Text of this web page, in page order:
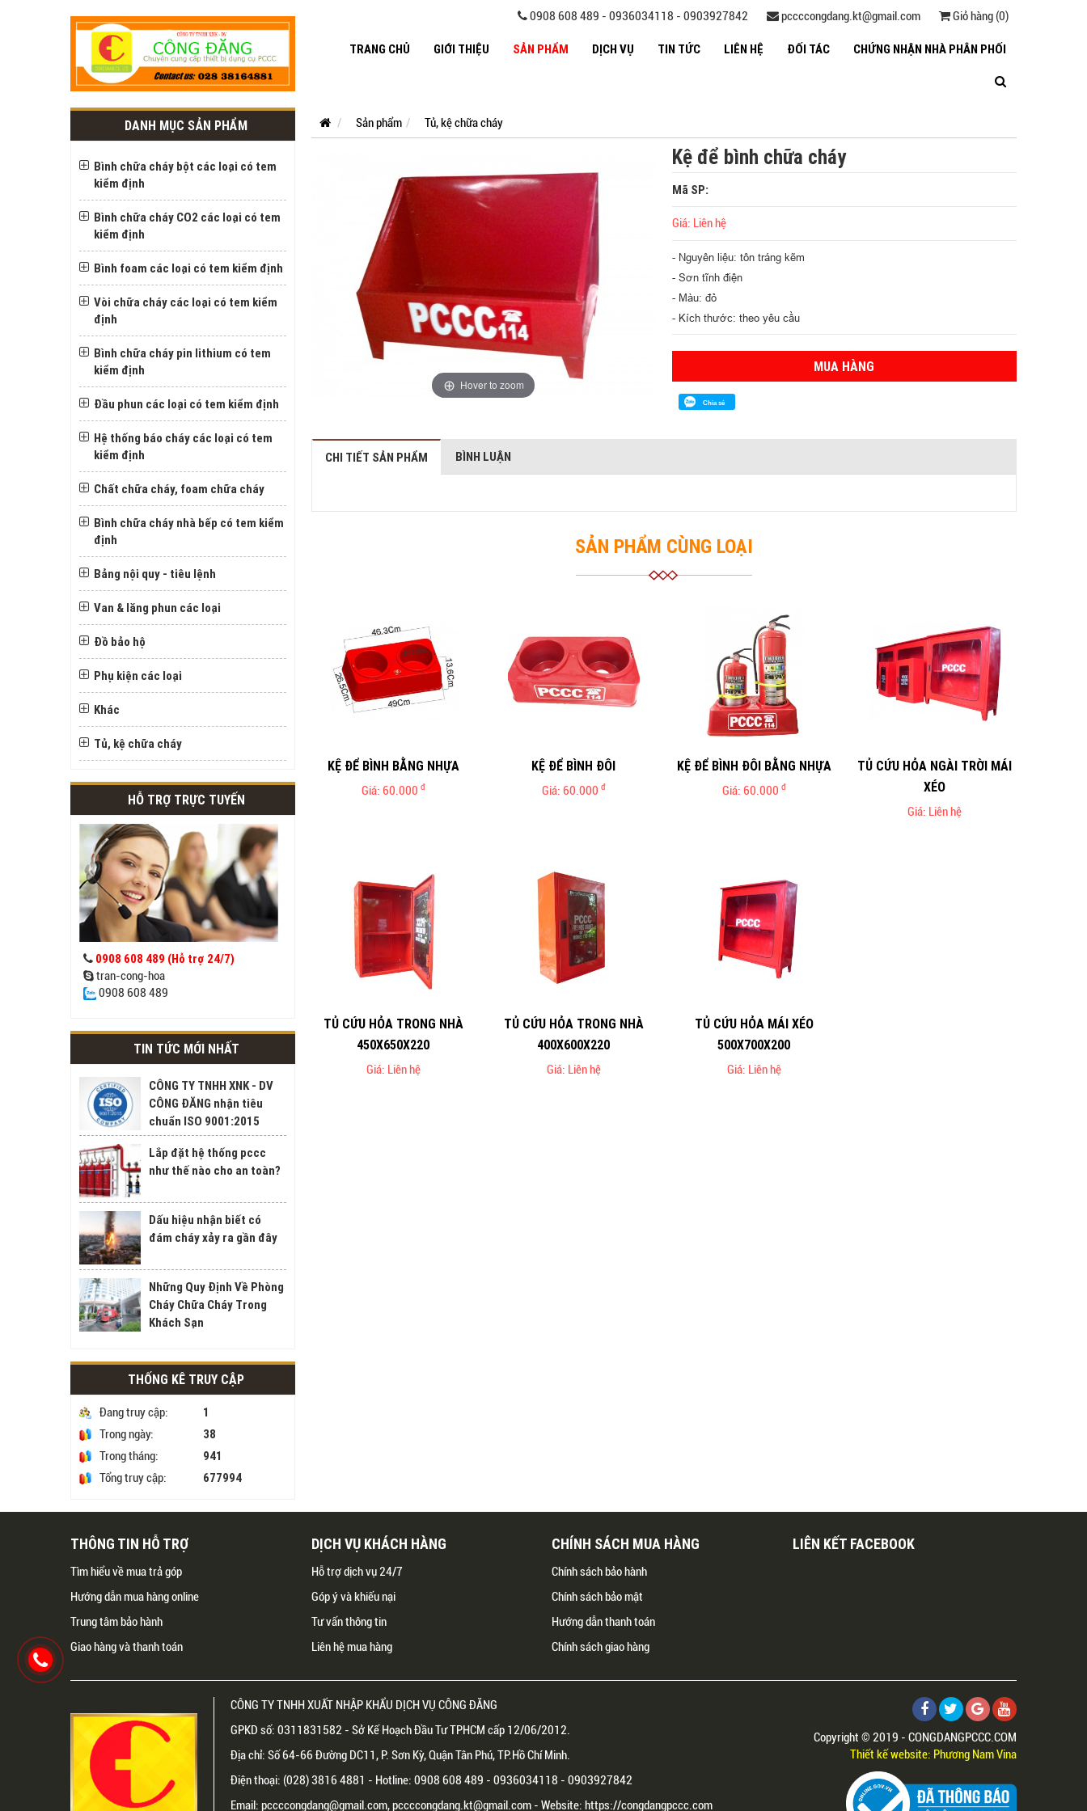
0908 608 489 - 0936034118 - 0903927842 pccccongdang.kt@gmail.com Giỏ hàng (0)
TRANG CHỦ GIỚI THIỆU SẢN PHẨM DỊCH VỤ TIN TỨC LIÊN HỆ ĐỐI TÁC CHỨNG NHẬN NHÀ PHÂN PHỐI
DANH MỤC SẢN PHẨM
Bình chữa cháy bột các loại có tem
kiểm định
Bình chữa cháy CO2 các loại có tem
kiểm định
Bình foam các loại có tem kiểm định
Vòi chữa cháy các loại có tem kiểm
định
Bình chữa cháy pin lithium có tem
kiểm định
Đầu phun các loại có tem kiểm định
Hệ thống báo cháy các loại có tem
kiểm định
Chất chữa cháy, foam chữa cháy
Bình chữa cháy nhà bếp có tem kiểm
định
Bảng nội quy - tiêu lệnh
Van & lăng phun các loại
Đồ bảo hộ
Phụ kiện các loại
Khác
Tủ, kệ chữa cháy
HỖ TRỢ TRỰC TUYẾN
0908 608 489 (Hỗ trợ 24/7)
tran-cong-hoa
0908 608 489
TIN TỨC MỚI NHẤT
CÔNG TY TNHH XNK - DV
CÔNG ĐĂNG nhận tiêu
chuẩn ISO 9001:2015
Lắp đặt hệ thống pccc
như thế nào cho an toàn?
Dấu hiệu nhận biết có
đám cháy xảy ra gần đây
Những Quy Định Về Phòng
Cháy Chữa Cháy Trong
Khách Sạn
THỐNG KÊ TRUY CẬP
Đang truy cập: 1
Trong ngày: 38
Trong tháng: 941
Tổng truy cập: 677994
Sản phẩm Tủ, kệ chữa cháy
Hover to zoom
Kệ để bình chữa cháy
Mã SP:
Giá: Liên hệ
- Nguyên liệu: tôn tráng kẽm
- Sơn tĩnh điện
- Màu: đỏ
- Kích thước: theo yêu cầu
MUA HÀNG
Chia sẻ
CHI TIẾT SẢN PHẨM BÌNH LUẬN
SẢN PHẨM CÙNG LOẠI
KỆ ĐỂ BÌNH BẰNG NHỰA
Giá: 60.000đ
KỆ ĐỂ BÌNH ĐÔI
Giá: 60.000đ
KỆ ĐỂ BÌNH ĐÔI BẰNG NHỰA
Giá: 60.000đ
TỦ CỨU HỎA NGÀI TRỜI MÁI
XÉO
Giá: Liên hệ
TỦ CỨU HỎA TRONG NHÀ
450X650X220
Giá: Liên hệ
TỦ CỨU HỎA TRONG NHÀ
400X600X220
Giá: Liên hệ
TỦ CỨU HỎA MÁI XÉO
500X700X200
Giá: Liên hệ
THÔNG TIN HỖ TRỢ
Tìm hiểu về mua trả góp
Hướng dẫn mua hàng online
Trung tâm bảo hành
Giao hàng và thanh toán
DỊCH VỤ KHÁCH HÀNG
Hỗ trợ dịch vụ 24/7
Góp ý và khiếu nại
Tư vấn thông tin
Liên hệ mua hàng
CHÍNH SÁCH MUA HÀNG
Chính sách bảo hành
Chính sách bảo mật
Hướng dẫn thanh toán
Chính sách giao hàng
LIÊN KẾT FACEBOOK
CÔNG TY TNHH XUẤT NHẬP KHẨU DỊCH VỤ CÔNG ĐĂNG
GPKD số: 0311831582 - Sở Kế Hoạch Đầu Tư TPHCM cấp 12/06/2012.
Địa chỉ: Số 64-66 Đường DC11, P. Sơn Kỳ, Quận Tân Phú, TP.Hồ Chí Minh.
Điện thoại: (028) 3816 4881 - Hotline: 0908 608 489 - 0936034118 - 0903927842
Email: pccccongdang@gmail.com, pccccongdang.kt@gmail.com - Website: https://congdangpccc.com
Copyright © 2019 - CONGDANGPCCC.COM
Thiết kế website: Phương Nam Vina